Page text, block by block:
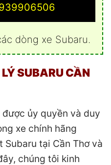
dòng xe Subaru.
SUBARU CẦN
ủy quyền và duy
xe chính hãng
Subaru tại Cần Thơ và
chúng tôi kinh